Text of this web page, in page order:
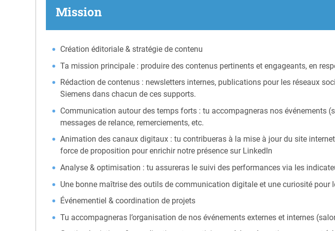
Mission
Création éditoriale & stratégie de contenu
Ta mission principale : produire des contenus pertinents et engageants, en
Rédaction de contenus : newsletters internes, publications pour les réseaux
Siemens dans chacun de ces supports.
Communication autour des temps forts : tu accompagneras nos événements
messages de relance, remerciements, etc.
Animation des canaux digitaux : tu contribueras à la mise à jour du site
force de proposition pour enrichir notre présence sur LinkedIn
Analyse & optimisation : tu assureras le suivi des performances via les
Une bonne maîtrise des outils de communication digitale et une curiosité
Événementiel & coordination de projets
Tu accompagneras l’organisation de nos événements externes et internes